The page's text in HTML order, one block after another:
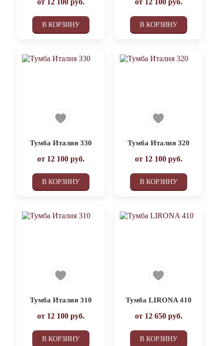
В КОРЗИНУ В КОРЗИНУ
Тумба Италия 330
от 12 100руб.
В КОРЗИНУ
Тумба Италия 320
от 12 100руб.
В КОРЗИНУ
Тумба Италия 310
от 12 100руб.
В КОРЗИНУ
Тумба LIRONA 410
от 12 650руб.
В КОРЗИНУ